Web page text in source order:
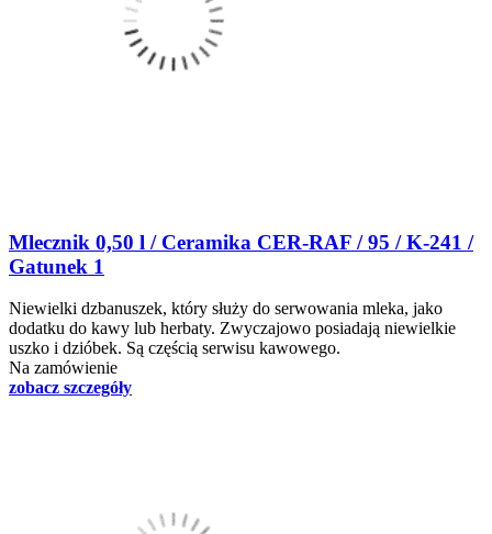
Mlecznik 0,50 l / Ceramika CER-RAF / 95 / K-241 /
Gatunek 1
Niewielki dzbanuszek, który służy do serwowania mleka, jako
dodatku do kawy lub herbaty. Zwyczajowo posiadają niewielkie
uszko i dzióbek. Są częścią serwisu kawowego.
Na zamówienie
zobacz szczegóły